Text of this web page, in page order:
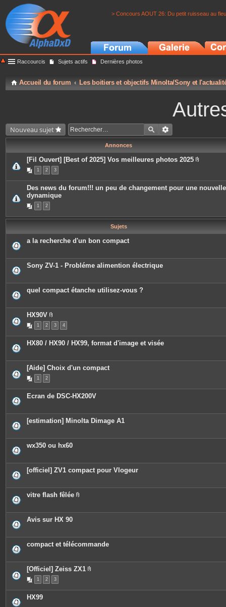
> Concours AOUT 26: Du petit ruisseau au
Raccourcis Sujets actifs Dernières photos
Accueil du forum Les boitiers et objectifs Minolta/Sony et
Nouveau sujet
Annonces
[Fil Ouvert] [Best of 2025] Vos meilleures photos 2025
c
e
n
1 2 3
Des news du forum!!! un peu de changement pour une nouvelle
dynamique
1 2
Sujets
a la recherche d'un bon compact
Sony ZV-1 - Probléme alimention électrique
quel compact étanche utilisez-vous ?
HX90V
P
c
e
o
i
1 2 3 4
HX80 / HX90 / HX99, format d'image et visée
[Aide] Choix d'un compact
1 2
Ecran de DSC-HX200V
[estimation] Minolta Dimage A1
wx350 ou hx60
[officiel] ZV1 compact pour Vlogeur
vitre flash fêlée
è
j
o
i
t
e
s
Avis sur HX 90
compact et télécommande
[Officiel] Zeiss ZX1
c
1 2 3
HX99